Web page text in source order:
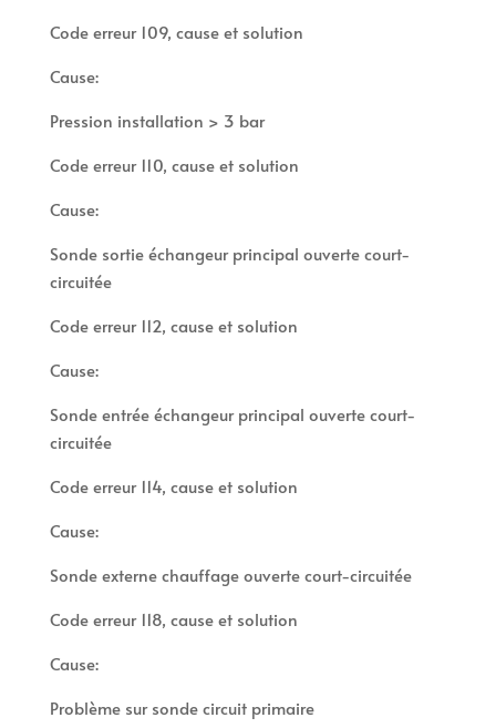
Code erreur 109, cause et solution
Cause:
Pression installation > 3 bar
Code erreur 110, cause et solution
Cause:
Sonde sortie échangeur principal ouverte court-
circuitée
Code erreur 112, cause et solution
Cause:
Sonde entrée échangeur principal ouverte court-
circuitée
Code erreur 114, cause et solution
Cause:
Sonde externe chauffage ouverte court-circuitée
Code erreur 118, cause et solution
Cause:
Problème sur sonde circuit primaire